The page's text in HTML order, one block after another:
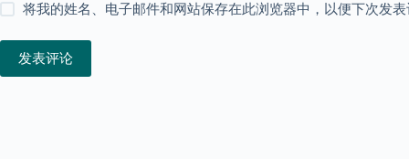
将我的姓名、电子邮件和网站保存在此浏览器中，以便下次发表
发表评论